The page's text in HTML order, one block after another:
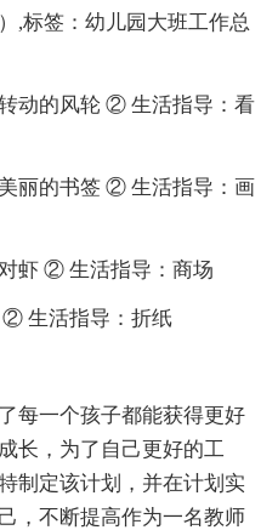
签：幼儿园大班工作总
的风轮 ② 生活指导：看
的书签 ② 生活指导：画
② 生活指导：商场
生活指导：折纸
一个孩子都能获得更好
长，为了自己更好的工
制定该计划，并在计划实
，不断提高作为一名教师